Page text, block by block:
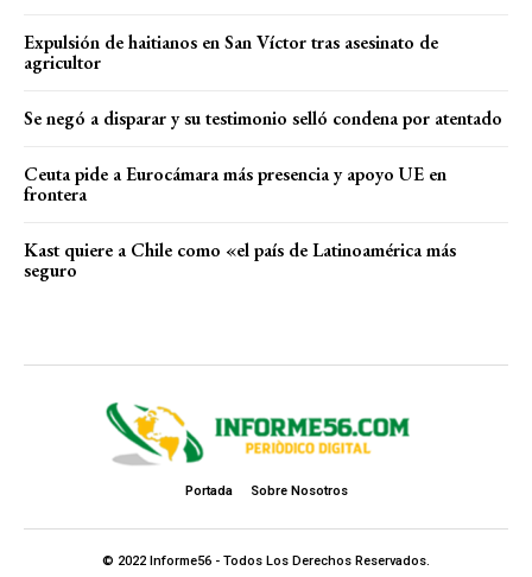
Expulsión de haitianos en San Víctor tras asesinato de
agricultor
Se negó a disparar y su testimonio selló condena por atentado
Ceuta pide a Eurocámara más presencia y apoyo UE en
frontera
Kast quiere a Chile como «el país de Latinoamérica más
seguro
Portada Sobre Nosotros
© 2022 Informe56 - Todos Los Derechos Reservados.